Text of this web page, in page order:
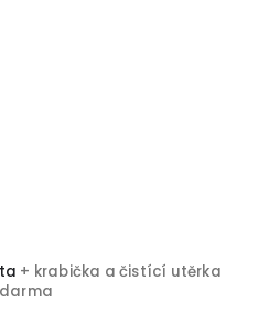
+ krabička a čistící utěrka